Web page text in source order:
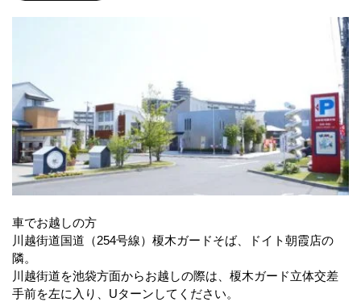
車でお越しの方
川越街道国道（254号線）榎木ガードそば、ドイト朝霞店の
隣。
川越街道を池袋方面からお越しの際は、榎木ガード立体交差
手前を左に入り、Uターンしてください。